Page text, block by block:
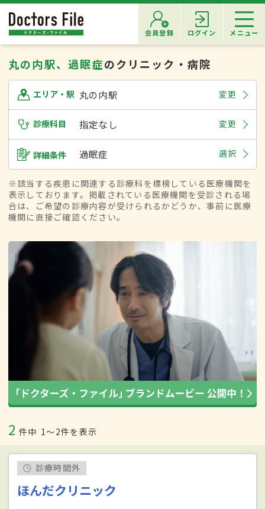
会員登録 ログイン メニュー
丸の内駅、過眠症のクリニック・病院
エリア・駅 丸の内駅 変更
診療科目 指定なし 変更
詳細条件 過眠症 選択
※該当する疾患に関連する診療科を標榜している医療機関を
表示しております。掲載されている医療機関を受診される場
合は、ご希望の診療内容が受けられるかどうか、事前に医療
機関に直接ご確認ください。
2 件中 1〜2件を表示
診療時間外
ほんだクリニック